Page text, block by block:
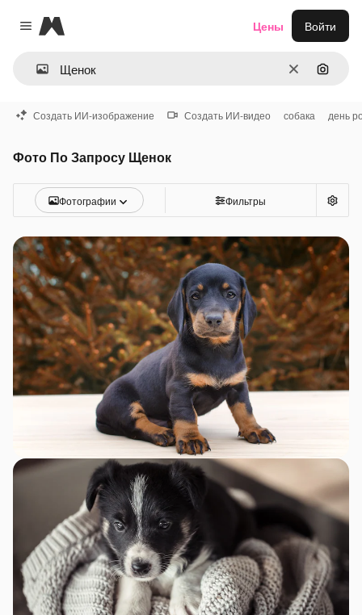
Close menu
Magnific
ОчиститьПоиск
Цены Войти
Создать ИИ-изображение Создать ИИ-видео собака день
Фото По Запросу Щенок
Фотографии Фильтры